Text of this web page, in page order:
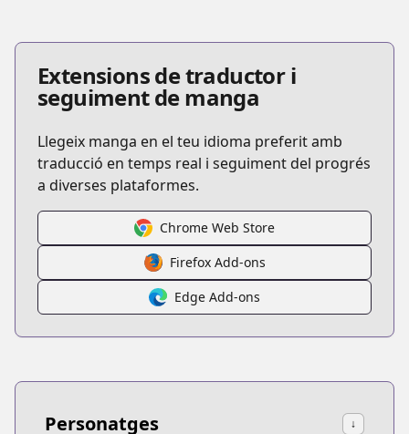
Extensions de traductor i
seguiment de manga
Llegeix manga en el teu idioma preferit amb
traducció en temps real i seguiment del progrés
a diverses plataformes.
Chrome Web Store
Firefox Add-ons
Edge Add-ons
Personatges ↓